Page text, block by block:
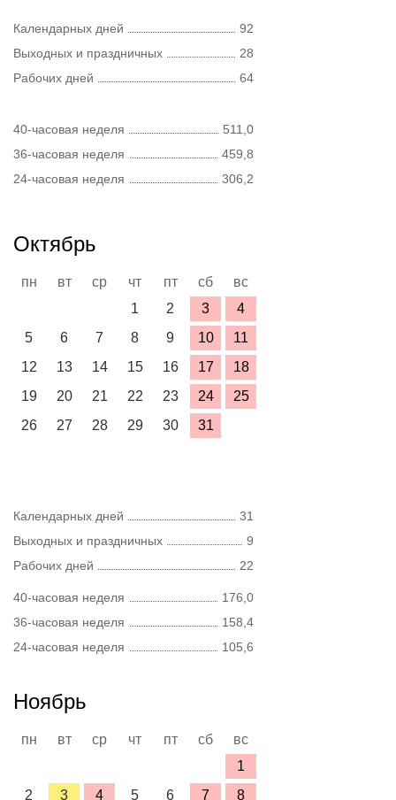
Календарных дней
92
Выходных и праздничных
28
Рабочих дней
64
40-часовая неделя
511,0
36-часовая неделя
459,8
24-часовая неделя
306,2
Октябрь
пн вт ср чт пт сб
вс
1
2 3
4
5
6 7 8 9 10
11
12
13 14 15 16 17
18
19
20 21 22 23 24
25
26
27 28 29 30 31
Календарных дней
31
Выходных и праздничных
9
Рабочих дней
22
40-часовая неделя
176,0
36-часовая неделя
158,4
24-часовая неделя
105,6
Ноябрь
пн вт ср чт пт сб
вс
1
2
3 4 5 6 7 8